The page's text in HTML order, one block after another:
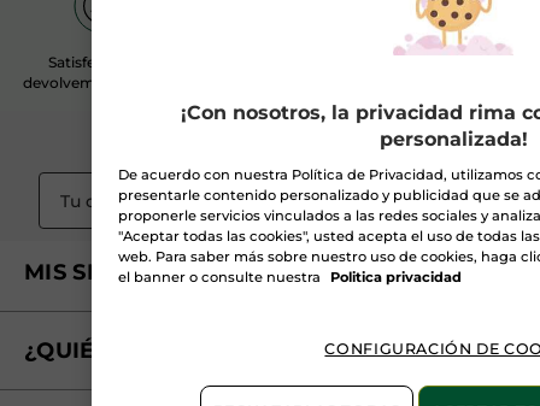
Satisfecha o te
devolvemos el dinero
la Newsletter
OK
MIS SERVICIOS
Tratamientos de Belleza
¿QUIÉNES SOMOS?
Fundación Yves Rocher
¡Con nosotros, la privacidad rima
personalizada!
De acuerdo con nuestra Política de Privacidad, utilizamos
presentarle contenido personalizado y publicidad que se
proponerle servicios vinculados a las redes sociales y
"Aceptar todas las cookies", usted acepta el uso de todas
web. Para saber más sobre nuestro uso de cookies, haga
el banner o consulte nuestra
Politica privacidad
CONFIGURACIÓN DE